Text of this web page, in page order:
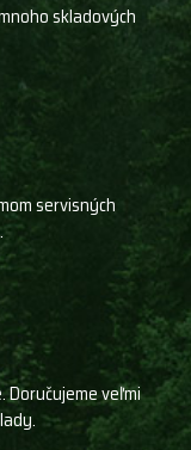
skladových
servisných
veľmi